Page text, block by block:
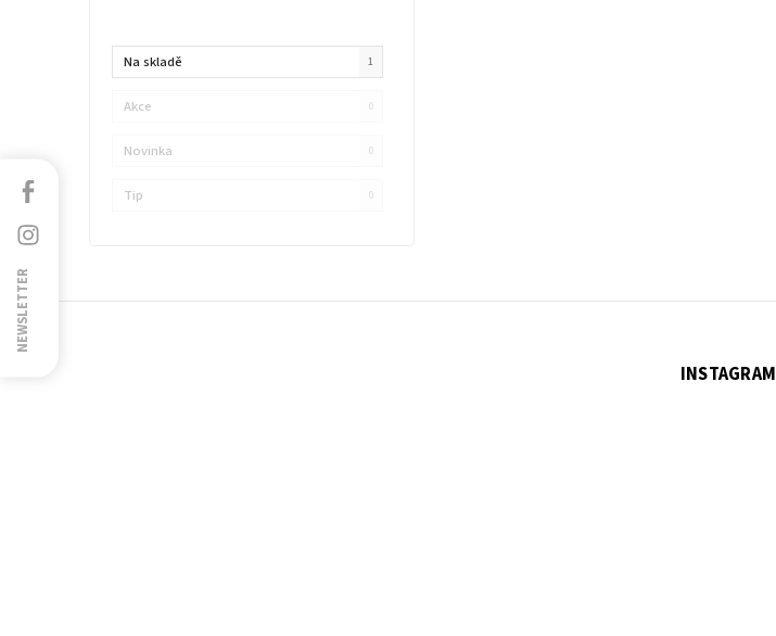
Na skladě 1
Akce 0
Novinka 0
Tip 0
INSTAGRAM
NEWSLETTER